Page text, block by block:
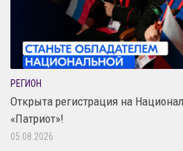
РЕГИОН
Открыта регистрация на
«Патриот»!
05.08.2026